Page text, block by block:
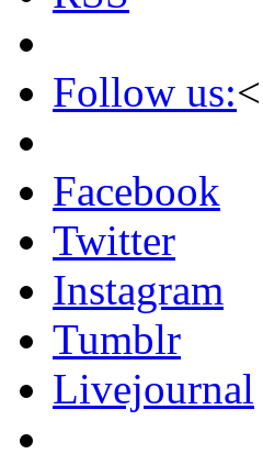
Follow us:<
Facebook
Twitter
Instagram
Tumblr
Livejournal